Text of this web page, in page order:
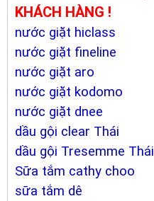
KHÁCH HÀNG !
nước giặt hiclass
nước giặt fineline
nước giặt aro
nước giặt kodomo
nước giặt dnee
dầu gội clear Thái
dầu gội Tresemme Thái
Sữa tắm cathy choo
sữa tắm dê